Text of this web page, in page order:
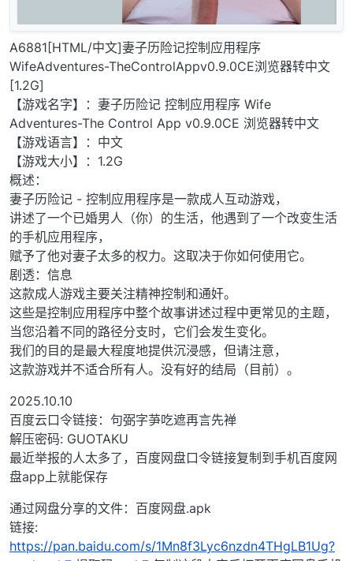
A6881[HTML/中文]妻子历险记控制应用程序
WifeAdventures-TheControlAppv0.9.0CE浏览器转中文
[1.2G]
【游戏名字】：妻子历险记 控制应用程序 Wife
Adventures-The Control App v0.9.0CE 浏览器转中文
【游戏语言】：中文
【游戏大小】：1.2G
概述：
妻子历险记 - 控制应用程序是一款成人互动游戏，
讲述了一个已婚男人（你）的生活，他遇到了一个改变生活
的手机应用程序，
赋予了他对妻子太多的权力。这取决于你如何使用它。
剧透：信息
这款成人游戏主要关注精神控制和通奸。
这些是控制应用程序中整个故事讲述过程中更常见的主题，
当您沿着不同的路径分支时，它们会发生变化。
我们的目的是最大程度地提供沉浸感，但请注意，
这款游戏并不适合所有人。没有好的结局（目前）。
2025.10.10
百度云口令链接：句弼字芛吃遮再言先褝
解压密码: GUOTAKU
最近举报的人太多了，百度网盘口令链接复制到手机百度网
盘app上就能保存
通过网盘分享的文件：百度网盘.apk
链接:
https://pan.baidu.com/s/1Mn8f3Lyc6nzdn4THgLB1Ug?